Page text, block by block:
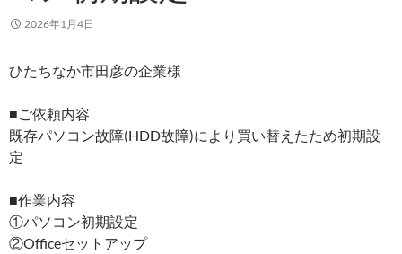
2026年1月4日
ひたちなか市田彦の企業様
■ご依頼内容
既存パソコン故障(HDD故障)により買い替えたため初期設
定
■作業内容
①パソコン初期設定
②Officeセットアップ